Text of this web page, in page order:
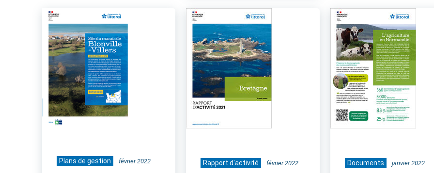
Plans de gestion février 2022 Rapport d'activité février 2022 Documents janvier 2022